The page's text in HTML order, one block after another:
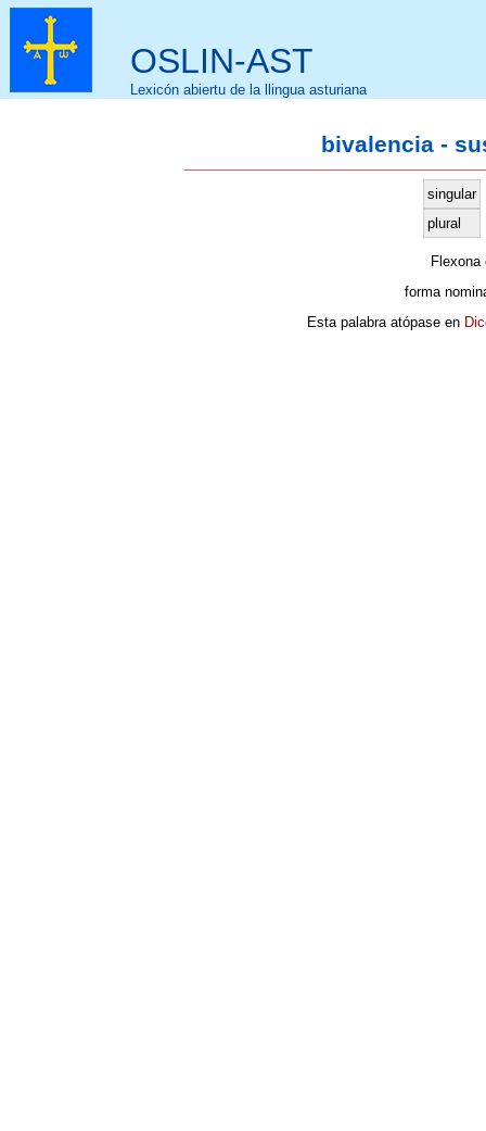
OSLIN-AST
Lexicón abiertu de la llingua asturiana
bivalencia -
singular
plural
forma
Esta palabra atópase en